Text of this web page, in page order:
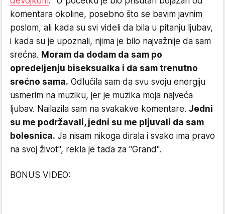
komentara okoline, posebno što se bavim javnim
poslom, ali kada su svi videli da bila u pitanju ljubav,
i kada su je upoznali, njima je bilo najvažnije da sam
srećna. Moram da dodam da sam po
opredeljenju biseksualka i da sam trenutno
srećno sama. Odlučila sam da svu svoju energiju
usmerim na muziku, jer je muzika moja najveća
ljubav. Nailazila sam na svakakve komentare. Jedni
su me podržavali, jedni su me pljuvali da sam
bolesnica. Ja nisam nikoga dirala i svako ima pravo
na svoj život", rekla je tada za "Grand".
BONUS VIDEO: